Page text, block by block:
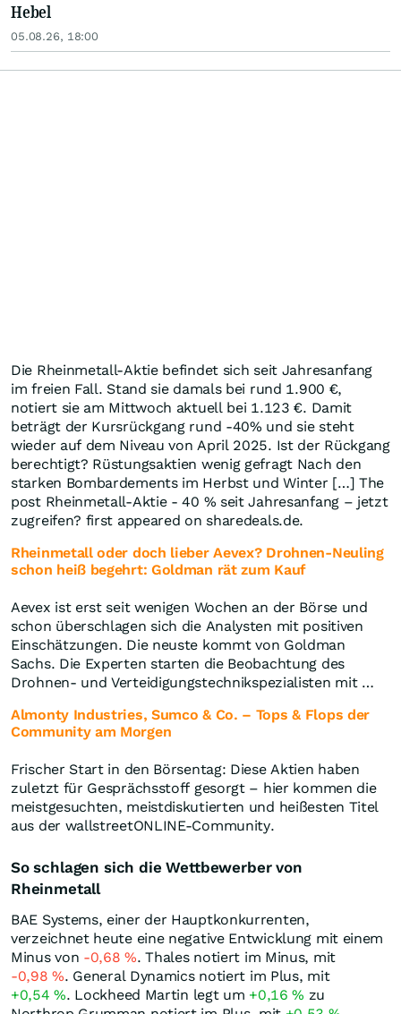
Hebel
05.08.26, 18:00
Die Rheinmetall-Aktie befindet sich seit Jahresanfang
im freien Fall. Stand sie damals bei rund 1.900 €,
notiert sie am Mittwoch aktuell bei 1.123 €. Damit
beträgt der Kursrückgang rund -40% und sie steht
wieder auf dem Niveau von April 2025. Ist der Rückgang
berechtigt? Rüstungsaktien wenig gefragt Nach den
starken Bombardements im Herbst und Winter […] The
post Rheinmetall-Aktie - 40 % seit Jahresanfang – jetzt
zugreifen? first appeared on sharedeals.de.
Rheinmetall oder doch lieber Aevex? Drohnen-Neuling
schon heiß begehrt: Goldman rät zum Kauf
Aevex ist erst seit wenigen Wochen an der Börse und
schon überschlagen sich die Analysten mit positiven
Einschätzungen. Die neuste kommt von Goldman
Sachs. Die Experten starten die Beobachtung des
Drohnen- und Verteidigungstechnikspezialisten mit …
Almonty Industries, Sumco & Co. – Tops & Flops der
Community am Morgen
Frischer Start in den Börsentag: Diese Aktien haben
zuletzt für Gesprächsstoff gesorgt – hier kommen die
meistgesuchten, meistdiskutierten und heißesten Titel
aus der wallstreetONLINE-Community.
So schlagen sich die Wettbewerber von
Rheinmetall
BAE Systems, einer der Hauptkonkurrenten,
verzeichnet heute eine negative Entwicklung mit einem
Minus von -0,68%. Thales notiert im Minus, mit
-0,98%. General Dynamics notiert im Plus, mit
+0,54%. Lockheed Martin legt um +0,16% zu